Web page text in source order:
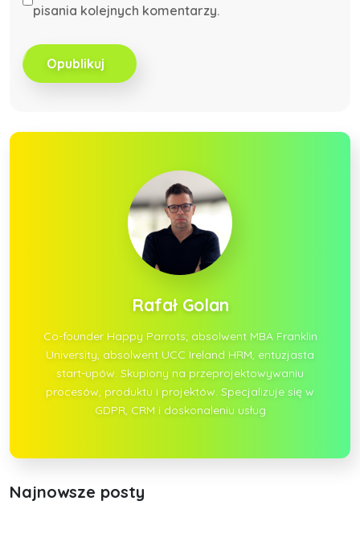
pisania kolejnych komentarzy.
Opublikuj
Rafał Golan
Co-founder Happy Parrots; absolwent MBA Franklin
University, absolwent UCC Ireland HRM, entuzjasta
start-upów. Skupiony na przeprojektowywaniu
procesów, produktu i projektów. Specjalizuje się w
GDPR, CRM i doskonaleniu usług
Najnowsze posty